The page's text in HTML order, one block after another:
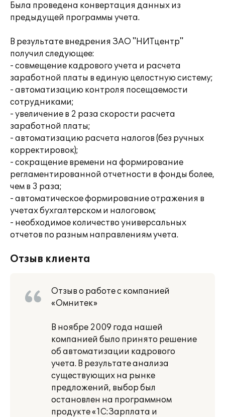
Была проведена конвертация данных из
предыдущей программы учета.
В результате внедрения ЗАО "НИТцентр"
получил следующее:
- совмещение кадрового учета и расчета
заработной платы в единую целостную систему;
- автоматизацию контроля посещаемости
сотрудниками;
- увеличение в 2 раза скорости расчета
заработной платы;
- автоматизацию расчета налогов (без ручных
корректировок);
- сокращение времени на формирование
регламентированной отчетности в фонды более,
чем в 3 раза;
- автоматическое формирование отражения в
учетах бухгалтерском и налоговом;
- необходимое количество универсальных
отчетов по разным направлениям учета.
Отзыв клиента
Отзыв о работе с компанией
«Омнитек»
В ноябре 2009 года нашей
компанией было принято решение
об автоматизации кадрового
учета. В результате анализа
существующих на рынке
предложений, выбор был
остановлен на программном
продукте «1С:Зарплата и